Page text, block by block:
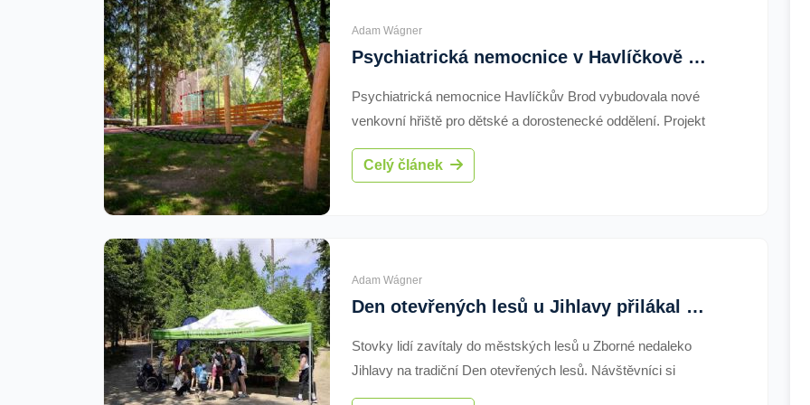
Adam Wágner
Psychiatrická nemocnice v Havlíčkově Brodě otevřela nové hřiště pro dětské oddělení
Psychiatrická nemocnice Havlíčkův Brod vybudovala nové
venkovní hřiště pro dětské a dorostenecké oddělení. Projekt
za přibližně 6,5 milionu korun má podpořit volnočasové
aktivity i terapeutické programy hospitalizovaných pacientů.
Celý článek
Adam Wágner
Den otevřených lesů u Jihlavy přilákal stovky návštěvníků. Představil práci lesníků i život v přírodě
Stovky lidí zavítaly do městských lesů u Zborné nedaleko
Jihlavy na tradiční Den otevřených lesů. Návštěvníci si
prohlédli lesnickou a hasičskou techniku, seznámili se s